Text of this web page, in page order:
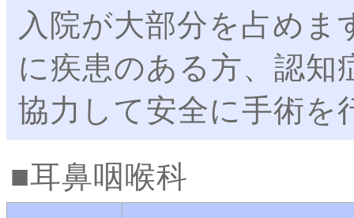
入院が大部分を占めま
に疾患のある方、認知
協力して安全に手術を
耳鼻咽喉科